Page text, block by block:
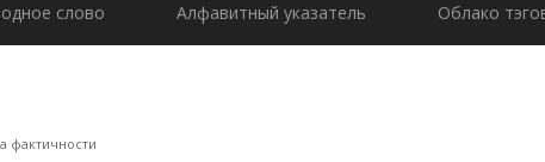
слово Алфавитный указатель Облако
фактичности